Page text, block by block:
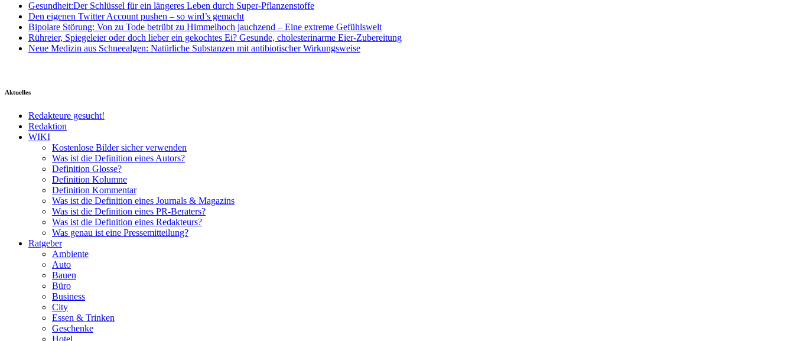
Gesundheit:Der Schlüssel für ein längeres Leben durch Super-Pflanzenstoffe
Den eigenen Twitter Account pushen – so wird’s gemacht
Bipolare Störung: Von zu Tode betrübt zu Himmelhoch jauchzend – Eine extreme Gefühlswelt
Rühreier, Spiegeleier oder doch lieber ein gekochtes Ei? Gesunde, cholesterinarme Eier-Zubereitung
Neue Medizin aus Schneealgen: Natürliche Substanzen mit antibiotischer Wirkungsweise
Aktuelles
Redakteure gesucht!
Redaktion
WIKI
Kostenlose Bilder sicher verwenden
Was ist die Definition eines Autors?
Definition Glosse?
Definition Kolumne
Definition Kommentar
Was ist die Definition eines Journals & Magazins
Was ist die Definition eines PR-Beraters?
Was ist die Definition eines Redakteurs?
Was genau ist eine Pressemitteilung?
Ratgeber
Ambiente
Auto
Bauen
Büro
Business
City
Essen & Trinken
Geschenke
Hotel